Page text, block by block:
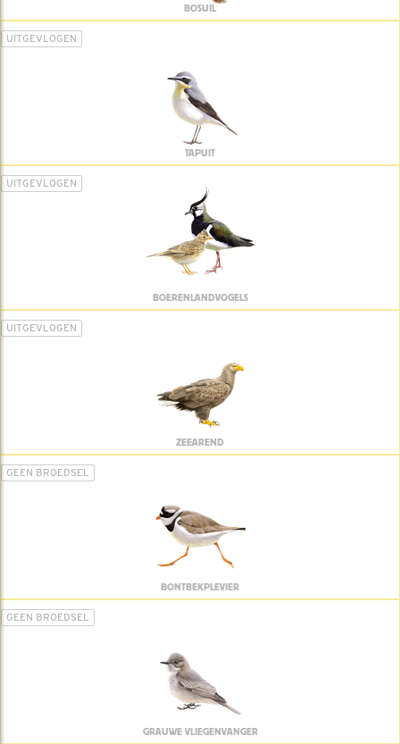
BOSUIL
UITGEVLOGEN
TAPUIT
UITGEVLOGEN
BOERENLANDVOGELS
UITGEVLOGEN
ZEEAREND
GEEN BROEDSEL
BONTBEKPLEVIER
GEEN BROEDSEL
GRAUWE VLIEGENVANGER